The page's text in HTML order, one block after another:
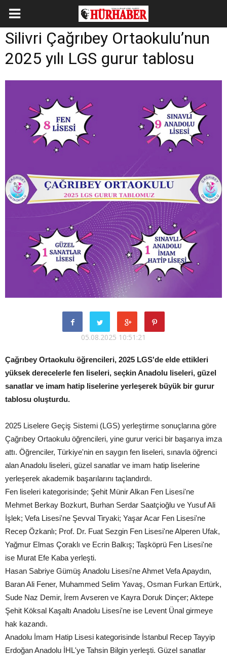
Silivri Çağrıbey Ortaokulu’nun
2025 yılı LGS gurur tablosu
05.08.2025 10:51:21
Çağrıbey Ortaokulu öğrencileri, 2025 LGS'de elde ettikleri
yüksek derecelerle fen liseleri, seçkin Anadolu liseleri, güzel
sanatlar ve imam hatip liselerine yerleşerek büyük bir gurur
tablosu oluşturdu.
2025 Liselere Geçiş Sistemi (LGS) yerleştirme sonuçlarına göre
Çağrıbey Ortaokulu öğrencileri, yine gurur verici bir başarıya imza
attı. Öğrenciler, Türkiye'nin en saygın fen liseleri, sınavla öğrenci
alan Anadolu liseleri, güzel sanatlar ve imam hatip liselerine
yerleşerek akademik başarılarını taçlandırdı.
Fen liseleri kategorisinde; Şehit Münir Alkan Fen Lisesi'ne
Mehmet Berkay Bozkurt, Burhan Serdar Saatçioğlu ve Yusuf Ali
İşlek; Vefa Lisesi'ne Şevval Tiryaki; Yaşar Acar Fen Lisesi'ne
Recep Özkanlı; Prof. Dr. Fuat Sezgin Fen Lisesi'ne Alperen Ufak,
Yağmur Elmas Çoraklı ve Ecrin Balkış; Taşköprü Fen Lisesi'ne
ise Murat Efe Kaba yerleşti.
Hasan Sabriye Gümüş Anadolu Lisesi'ne Ahmet Vefa Apaydın,
Baran Ali Fener, Muhammed Selim Yavaş, Osman Furkan Ertürk,
Sude Naz Demir, İrem Avseren ve Kayra Doruk Dinçer; Aktepe
Şehit Köksal Kaşaltı Anadolu Lisesi'ne ise Levent Ünal girmeye
hak kazandı.
Anadolu İmam Hatip Lisesi kategorisinde İstanbul Recep Tayyip
Erdoğan Anadolu İHL'ye Tahsin Bilgin yerleşti. Güzel sanatlar